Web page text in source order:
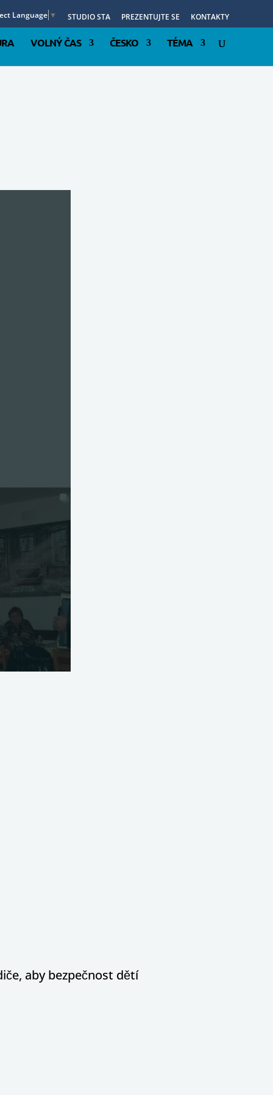
Language ▼ STUDIO STA PREZENTUJTE SE KONTAKTY
VOLNÝ ČAS ČESKO TÉMA
aby bezpečnost dětí